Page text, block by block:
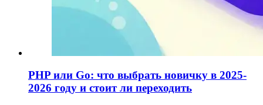
PHP или Go: что выбрать новичку в 2025-
2026 году и стоит ли переходить